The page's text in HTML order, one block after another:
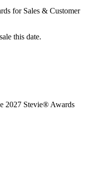
for Sales & Customer
this date.
2027 Stevie® Awards